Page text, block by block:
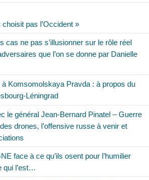
pas l’Occident »
cas ne pas s’illusionner sur le rôle réel
que l’on se donne par Danielle
Komsomolskaya Pravda : à propos du
Léningrad
le général Jean-Bernard Pinatel – Guerre
drones, l’offensive russe à venir et
face à ce qu’ils osent pour l’humilier
qui l’est…